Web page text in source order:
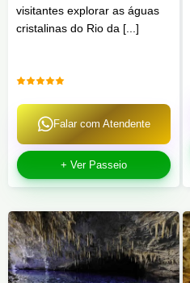
visitantes explorar as águas
cristalinas do Rio da [...]
Falar com Atendente
+ Ver Passeio